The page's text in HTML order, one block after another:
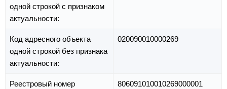
одной строкой с признаком
актуальности:
Код адресного объекта
одной строкой без признака
актуальности:
020090010000269
Реестровый номер
806091010010269000001